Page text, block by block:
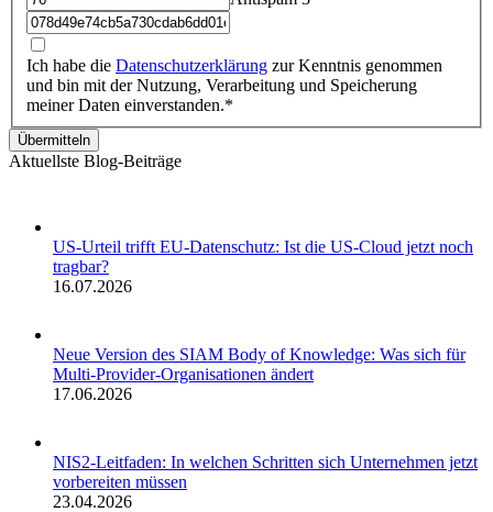
Ich habe die Datenschutzerklärung zur Kenntnis genommen
und bin mit der Nutzung, Verarbeitung und Speicherung
meiner Daten einverstanden.*
Übermitteln
Aktuellste Blog-Beiträge
US-Urteil trifft EU-Datenschutz: Ist die US-Cloud jetzt noch
tragbar?
16.07.2026
Neue Version des SIAM Body of Knowledge: Was sich für
Multi-Provider-Organisationen ändert
17.06.2026
NIS2-Leitfaden: In welchen Schritten sich Unternehmen jetzt
vorbereiten müssen
23.04.2026